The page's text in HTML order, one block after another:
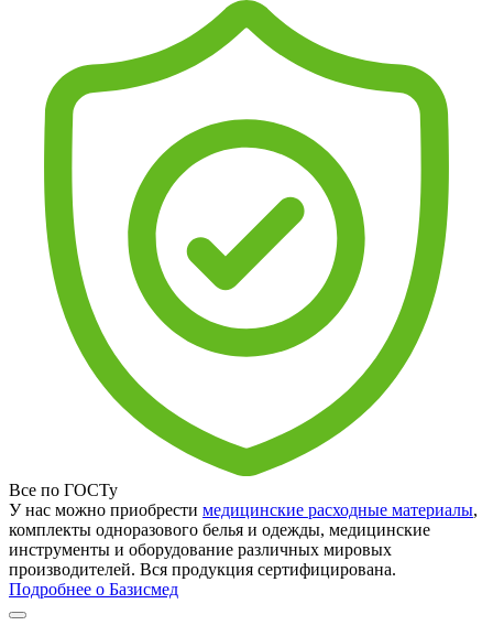
Все по ГОСТу
У нас можно приобрести медицинские расходные материалы,
комплекты одноразового белья и одежды, медицинские
инструменты и оборудование различных мировых
производителей. Вся продукция сертифицирована.
Подробнее о Базисмед